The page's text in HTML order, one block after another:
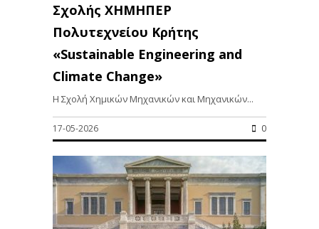
Σχολής ΧΗΜΗΠΕΡ
Πολυτεχνείου Κρήτης
«Sustainable Engineering and
Climate Change»
Η Σχολή Χημικών Μηχανικών και Μηχανικών...
17-05-2026 0